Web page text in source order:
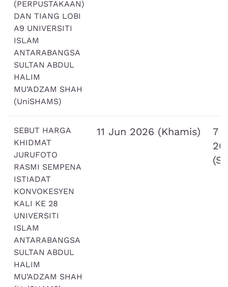
(PERPUSTAKAAN)
DAN TIANG LOBI
A9 UNIVERSITI
ISLAM
ANTARABANGSA
SULTAN ABDUL
HALIM
MU’ADZAM SHAH
(UniSHAMS)
SEBUT HARGA
KHIDMAT
JURUFOTO
RASMI SEMPENA
ISTIADAT
KONVOKESYEN
KALI KE 28
UNIVERSITI
ISLAM
ANTARABANGSA
SULTAN ABDUL
HALIM
MU’ADZAM SHAH
11 Jun 2026 (Khamis)
7